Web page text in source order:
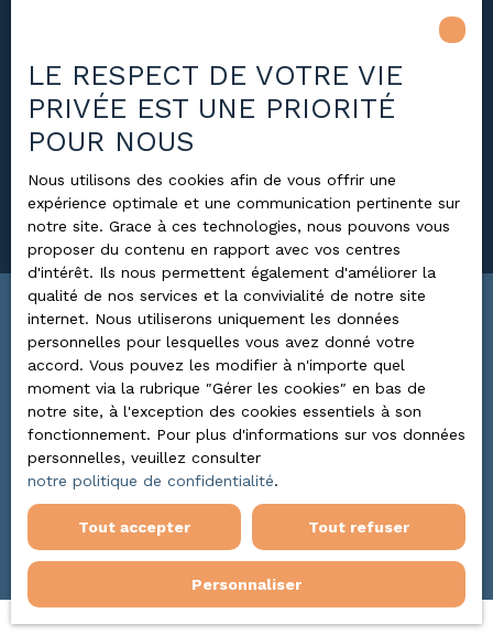
Budget max (€)
Rechercher
Pertinence
Trier par
ALERTE MAIL
Aucun résultat
LE RESPECT DE VOTRE VIE
PRIVÉE EST UNE PRIORITÉ
POUR NOUS
Nous utilisons des cookies afin de vous offrir une
expérience optimale et une communication pertinente sur
notre site. Grace à ces technologies, nous pouvons vous
proposer du contenu en rapport avec vos centres
d'intérêt. Ils nous permettent également d'améliorer la
qualité de nos services et la convivialité de notre site
internet. Nous utiliserons uniquement les données
personnelles pour lesquelles vous avez donné votre
accord. Vous pouvez les modifier à n'importe quel
moment via la rubrique ″Gérer les cookies″ en bas de
notre site, à l'exception des cookies essentiels à son
fonctionnement. Pour plus d'informations sur vos données
personnelles, veuillez consulter
notre politique de confidentialité.
Tout accepter Tout refuser
Personnaliser